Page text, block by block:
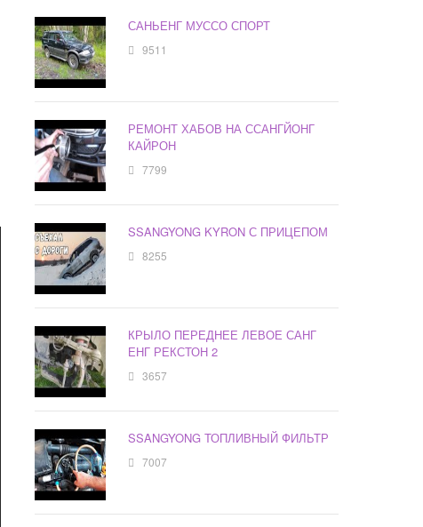
САНЬЕНГ МУССО СПОРТ
9511
РЕМОНТ ХАБОВ НА ССАНГЙОНГ
КАЙРОН
7799
SSANGYONG KYRON С ПРИЦЕПОМ
8255
КРЫЛО ПЕРЕДНЕЕ ЛЕВОЕ САНГ
ЕНГ РЕКСТОН 2
3657
SSANGYONG ТОПЛИВНЫЙ ФИЛЬТР
7007